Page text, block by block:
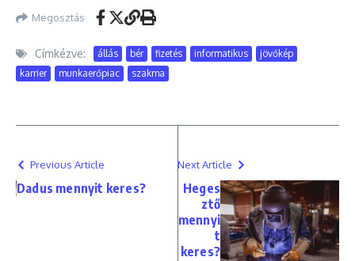
Megosztás
Címkézve: állás bér fizetés informatikus
jövőkép
karrier
munkaerőpiac szakma
Previous Article
Dadus mennyit keres?
Next Article
Heges
ztő
mennyi
t
keres?